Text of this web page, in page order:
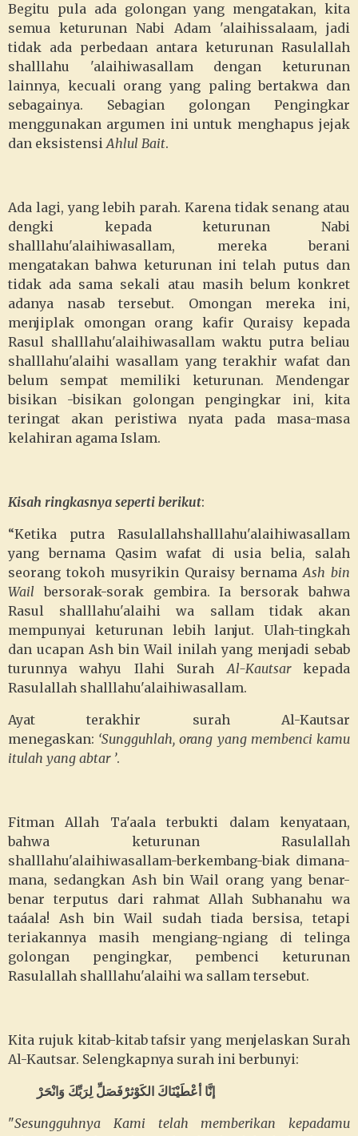
Begitu pula ada golongan yang mengatakan, kita
semua keturunan Nabi Adam 'alaihissalaam, jadi
tidak ada perbedaan antara keturunan Rasulallah
shalllahu 'alaihiwasallam dengan keturunan
lainnya, kecuali orang yang paling bertakwa dan
sebagainya. Sebagian golongan Pengingkar
menggunakan argumen ini untuk menghapus jejak
dan eksistensiAhlul Bait.
Ada lagi, yang lebih parah. Karena tidak senang atau
dengki kepada keturunan Nabi
shalllahu'alaihiwasallam, mereka berani
mengatakan bahwa keturunan ini telah putus dan
tidak ada sama sekali atau masih belum konkret
adanya nasab tersebut. Omongan mereka ini,
menjiplak omongan orang kafir Quraisy kepada
Rasul shalllahu'alaihiwasallam waktu putra beliau
shalllahu'alaihi wasallam yang terakhir wafat dan
belum sempat memiliki keturunan. Mendengar
bisikan -bisikan golongan pengingkar ini, kita
teringat akan peristiwa nyata pada masa-masa
kelahiran agama Islam.
Kisah ringkasnya seperti berikut:
“Ketika putra Rasulallahshalllahu'alaihiwasallam
yang bernama Qasim wafat di usia belia, salah
seorang tokoh musyrikin Quraisy bernamaAsh bin
Wail bersorak-sorak gembira. Ia bersorak bahwa
Rasul shalllahu'alaihi wa sallam tidak akan
mempunyai keturunan lebih lanjut. Ulah-tingkah
dan ucapan Ash bin Wail inilah yang menjadi sebab
turunnya wahyu Ilahi SurahAl-Kautsarkepada
Rasulallah shalllahu'alaihiwasallam.
Ayat terakhir surah Al-Kautsar
menegaskan: ‘Sungguhlah, orang yang membenci kamu
itulah yang abtar ’.
Fitman Allah Ta'aala terbukti dalam kenyataan,
bahwa keturunan Rasulallah
shalllahu'alaihiwasallam-berkembang-biak dimana-
mana, sedangkan Ash bin Wail orang yang benar-
benar terputus dari rahmat Allah Subhanahu wa
taáala! Ash bin Wail sudah tiada bersisa, tetapi
teriakannya masih mengiang-ngiang di telinga
golongan pengingkar, pembenci keturunan
Rasulallah shalllahu'alaihi wa sallam tersebut.
Kita rujuk kitab-kitab tafsir yang menjelaskan Surah
Al-Kautsar. Selengkapnya surah ini berbunyi:
إنَّا أعْطَيْنَاكَ الكَوْثرَْفَصَلِّ لِرَبِّكَ وَانْحَرْ
"Sesungguhnya Kami telah memberikan kepadamu